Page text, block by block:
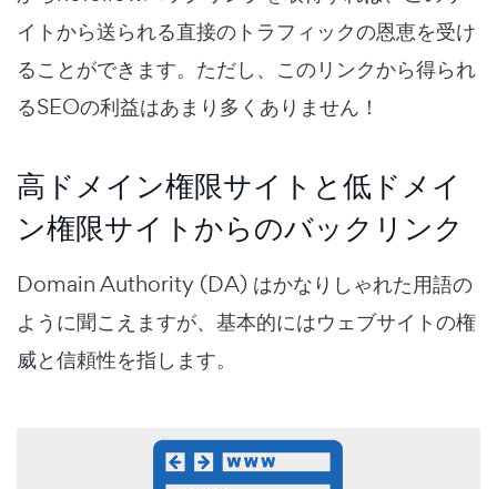
イトから送られる直接のトラフィックの恩恵を受け
ることができます。ただし、このリンクから得られ
るSEOの利益はあまり多くありません！
高ドメイン権限サイトと低ドメイ
ン権限サイトからのバックリンク
Domain Authority (DA) はかなりしゃれた用語の
ように聞こえますが、基本的にはウェブサイトの権
威と信頼性を指します。